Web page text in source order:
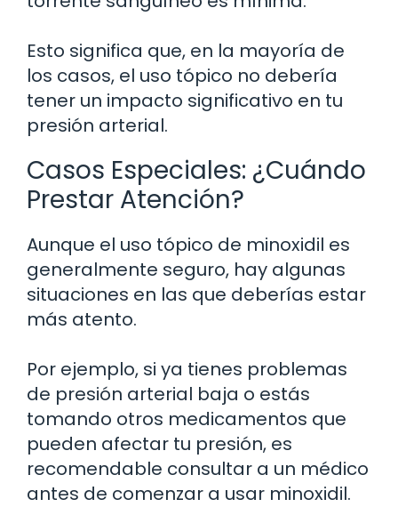
Esto significa que, en la mayoría de
los casos, el uso tópico no debería
tener un impacto significativo en tu
presión arterial.
Casos Especiales: ¿Cuándo
Prestar Atención?
Aunque el uso tópico de minoxidil es
generalmente seguro, hay algunas
situaciones en las que deberías estar
más atento.
Por ejemplo, si ya tienes problemas
de presión arterial baja o estás
tomando otros medicamentos que
pueden afectar tu presión, es
recomendable consultar a un médico
antes de comenzar a usar minoxidil.